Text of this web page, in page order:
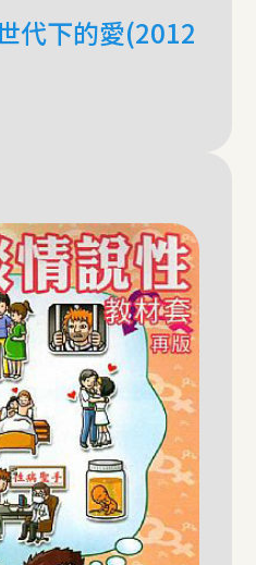
代下的愛(2012